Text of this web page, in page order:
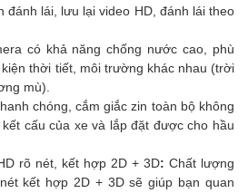
đánh lái, lưu lại video HD, đánh lái theo
có khả năng chống nước cao, phù
thời tiết, môi trường khác nhau (trời
mù).
chóng, cắm giắc zin toàn bộ không
cấu của xe và lắp đặt được cho hầu
rõ nét, kết hợp 2D + 3D: Chất lượng
kết hợp 2D + 3D sẽ giúp bạn quan